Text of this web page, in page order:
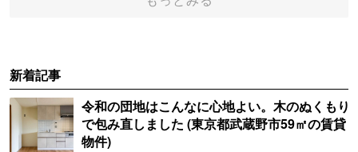
新着記事
令和の団地はこんなに心地よい。木のぬくもり
で包み直しました (東京都武蔵野市59㎡の賃貸
物件)